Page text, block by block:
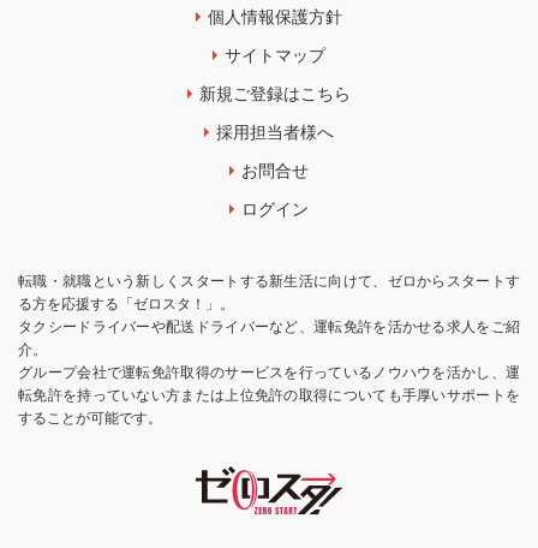
個人情報保護方針
サイトマップ
新規ご登録はこちら
採用担当者様へ
お問合せ
ログイン
転職・就職という新しくスタートする新生活に向けて、ゼロからスタートす
る方を応援する「ゼロスタ！」。
タクシードライバーや配送ドライバーなど、運転免許を活かせる求人をご紹
介。
グループ会社で運転免許取得のサービスを行っているノウハウを活かし、運
転免許を持っていない方または上位免許の取得についても手厚いサポートを
することが可能です。